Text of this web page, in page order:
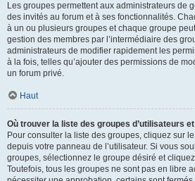
Les groupes permettent aux administrateurs de
des invités au forum et à ses fonctionnalités.
à un ou plusieurs groupes et chaque groupe
gestion des membres par l’intermédiaire des
administrateurs de modifier rapidement les
à la fois, telles qu’ajouter des permissions de
un forum privé.
Haut
Où trouver la liste des groupes d’utilisateurs
Pour consulter la liste des groupes, cliquez sur
depuis votre panneau de l’utilisateur. Si vous
groupes, sélectionnez le groupe désiré et
Toutefois, tous les groupes ne sont pas en libre